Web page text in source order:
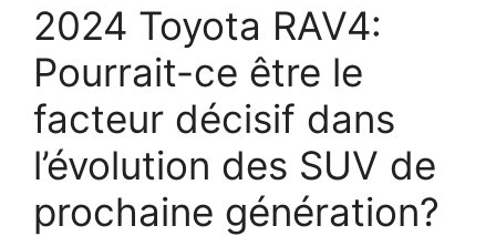
2024 Toyota RAV4:
Pourrait-ce être le
facteur décisif dans
l’évolution des SUV de
prochaine génération?